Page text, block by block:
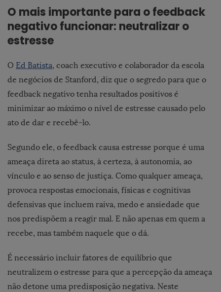
O mais importante para o feedback
negativo funcionar: neutralizar o
estresse
O Ed Batista, coach executivo e colaborador da escola
de negócios de Stanford, diz que o segredo para que o
feedback negativo tenha resultados positivos é
minimizar ao máximo o nível de estresse causado pelo
ato de dar e recebê-lo.
Segundo ele, o feedback causa estresse porque é uma
ameaça direta ao status, à certeza, à autonomia, ao
vínculo e ao senso de justiça. Como qualquer ameaça,
provoca respostas emocionais, físicas e cognitivas
defensivas que incluem raiva, medo e ansiedade que
nos predispõem a reagir mal. E não apenas em quem a
recebe, mas também naquele que o dá.
É necessário incluir fatores de equilíbrio que
neutralizem o estresse para que a percepção da ameaça
não detone uma predisposição negativa. Neste